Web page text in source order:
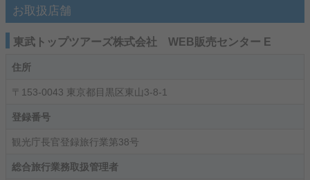
お取扱店舗
東武トップツアーズ株式会社 WEB販売センター E
住所
〒153-0043 東京都目黒区東山3-8-1
登録番号
観光庁長官登録旅行業第38号
総合旅行業務取扱管理者